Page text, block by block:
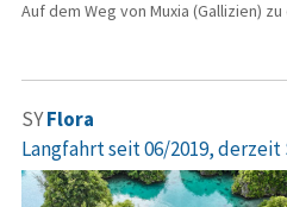
Auf dem Weg von Muxia (Gallizien)
SYFlora
Langfahrt seit 06/2019,